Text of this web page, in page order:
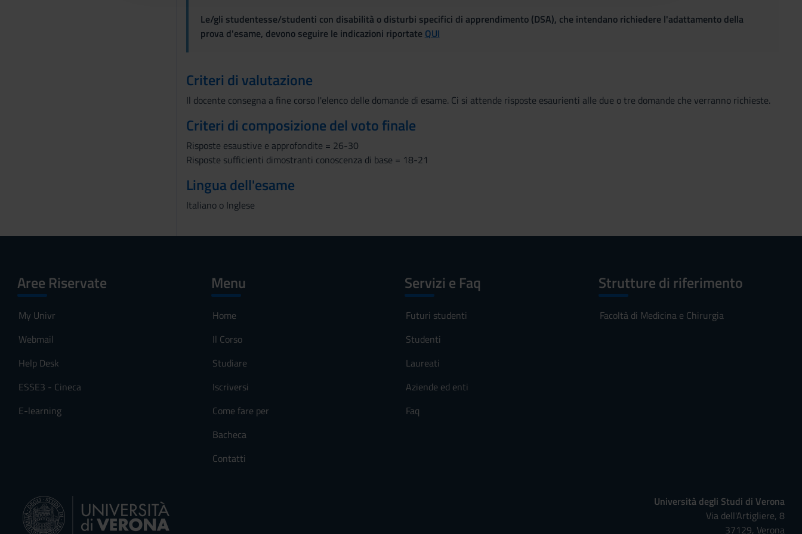
Le/gli studentesse/studenti con disabilità o disturbi specifici di apprendimento (DSA), che intendano richiedere l'adattamento della
prova d'esame, devono seguire le indicazioni riportate QUI
Criteri di valutazione
Il docente consegna a fine corso l'elenco delle domande di esame. Ci si attende risposte esaurienti alle due o tre domande che verranno richieste.
Criteri di composizione del voto finale
Risposte esaustive e approfondite = 26-30
Risposte sufficienti dimostranti conoscenza di base = 18-21
Lingua dell'esame
Italiano o Inglese
Aree Riservate
My Univr
Webmail
Help Desk
ESSE3 - Cineca
E-learning
Menu
Home
Il Corso
Studiare
Iscriversi
Come fare per
Bacheca
Contatti
Servizi e Faq
Futuri studenti
Studenti
Laureati
Aziende ed enti
Faq
Strutture di riferimento
Facoltà di Medicina e Chirurgia
Università degli Studi di Verona
Via dell'Artigliere, 8
37129, Verona